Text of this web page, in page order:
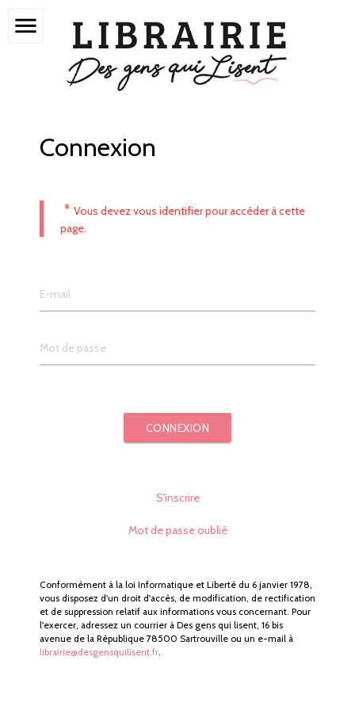
menu
Connexion
* Vous devez vous identifier pour accéder à cette
page.
CONNEXION
S'inscrire
Mot de passe oublié
Conformément à la loi Informatique et Liberté du 6 janvier 1978,
vous disposez d'un droit d'accès, de modification, de rectification
et de suppression relatif aux informations vous concernant. Pour
l'exercer, adressez un courrier à Des gens qui lisent, 16 bis
avenue de la République 78500 Sartrouville ou un e-mail à
librairie@desgensquilisent.fr